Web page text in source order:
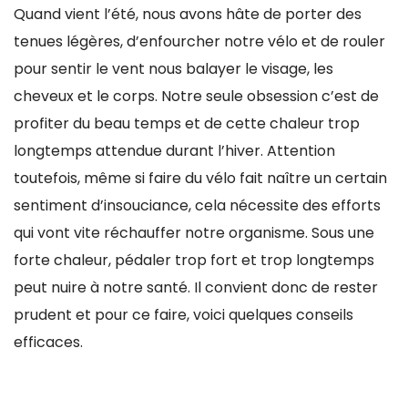
Quand vient l’été, nous avons hâte de porter des
tenues légères, d’enfourcher notre vélo et de rouler
pour sentir le vent nous balayer le visage, les
cheveux et le corps. Notre seule obsession c’est de
profiter du beau temps et de cette chaleur trop
longtemps attendue durant l’hiver. Attention
toutefois, même si faire du vélo fait naître un certain
sentiment d’insouciance, cela nécessite des efforts
qui vont vite réchauffer notre organisme. Sous une
forte chaleur, pédaler trop fort et trop longtemps
peut nuire à notre santé. Il convient donc de rester
prudent et pour ce faire, voici quelques conseils
efficaces.